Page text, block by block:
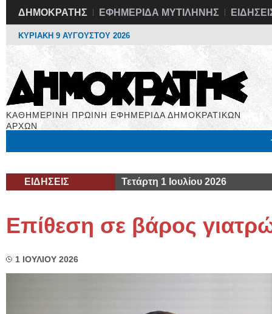
ΔΗΜΟΚΡΑΤΗΣ ΕΦΗΜΕΡΙΔΑ ΜΥΤΙΛΗΝΗΣ
ΚΥΡΙΑΚΗ 9 ΑΥΓΟΥΣΤΟΥ 2026
ΚΑΘΗΜΕΡΙΝΗ ΠΡΩΙΝΗ ΕΦΗΜΕΡΙΔΑ ΔΗΜΟΚΡΑΤΙΚΩΝ
ΑΡΧΩΝ
ΕΙΔΗΣΕΙΣ Τετάρτη 1 Ιουλίου 2026
Επίθεση σε βάρος
1 ΙΟΥΛΙΟΥ 2026